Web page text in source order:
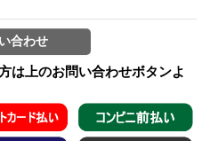
は上のお問い合わせボタンよ